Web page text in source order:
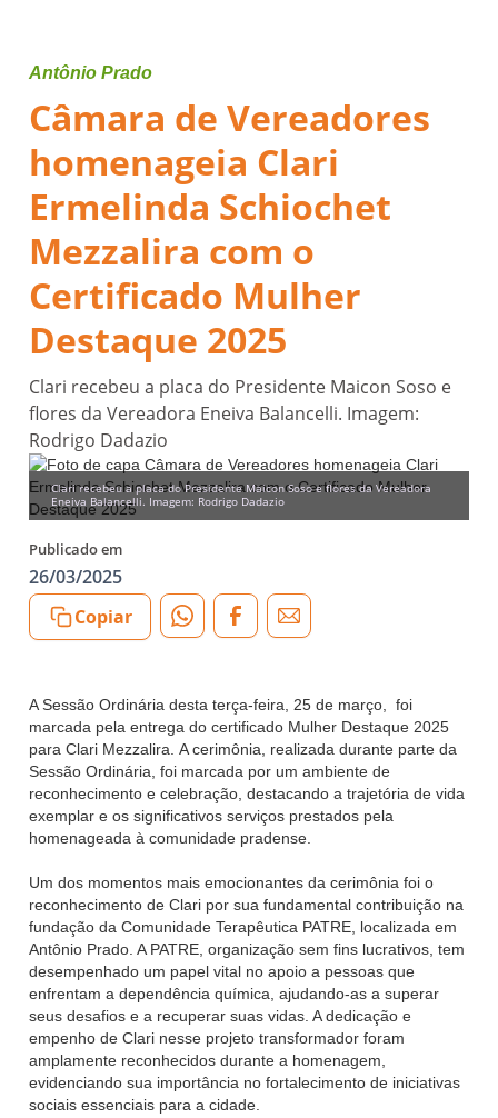
Antônio Prado
Câmara de Vereadores
homenageia Clari
Ermelinda Schiochet
Mezzalira com o
Certificado Mulher
Destaque 2025
Clari recebeu a placa do Presidente Maicon Soso e
flores da Vereadora Eneiva Balancelli. Imagem:
Rodrigo Dadazio
Clari recebeu a placa do Presidente Maicon Soso e flores da Vereadora
Eneiva Balancelli. Imagem: Rodrigo Dadazio
Publicado em
26/03/2025
Copiar
A Sessão Ordinária desta terça-feira, 25 de março, foi
marcada pela entrega do certificado Mulher Destaque 2025
para Clari Mezzalira. A cerimônia, realizada durante parte da
Sessão Ordinária, foi marcada por um ambiente de
reconhecimento e celebração, destacando a trajetória de vida
exemplar e os significativos serviços prestados pela
homenageada à comunidade pradense.
Um dos momentos mais emocionantes da cerimônia foi o
reconhecimento de Clari por sua fundamental contribuição na
fundação da Comunidade Terapêutica PATRE, localizada em
Antônio Prado. A PATRE, organização sem fins lucrativos, tem
desempenhado um papel vital no apoio a pessoas que
enfrentam a dependência química, ajudando-as a superar
seus desafios e a recuperar suas vidas. A dedicação e
empenho de Clari nesse projeto transformador foram
amplamente reconhecidos durante a homenagem,
evidenciando sua importância no fortalecimento de iniciativas
sociais essenciais para a cidade.